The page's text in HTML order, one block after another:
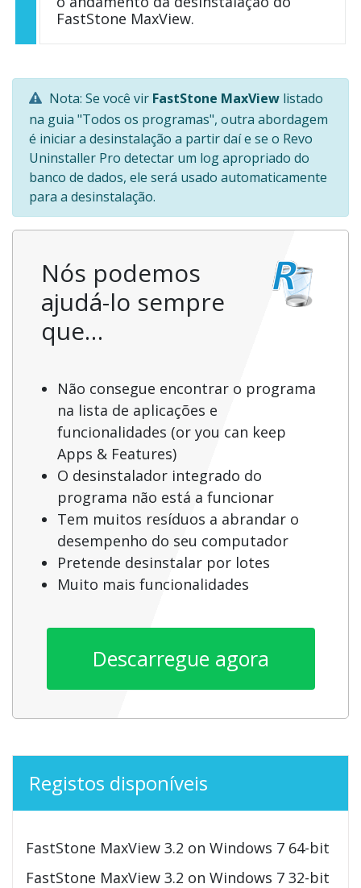
FastStone MaxView.
Nota: Se você vir FastStone MaxView listado
na guia "Todos os programas", outra abordagem
é iniciar a desinstalação a partir daí e se o Revo
Uninstaller Pro detectar um log apropriado do
banco de dados, ele será usado automaticamente
para a desinstalação.
Nós podemos
ajudá-lo sempre
que…
Não consegue encontrar o programa
na lista de aplicações e
funcionalidades (or you can keep
Apps & Features)
O desinstalador integrado do
programa não está a funcionar
Tem muitos resíduos a abrandar o
desempenho do seu computador
Pretende desinstalar por lotes
Muito mais funcionalidades
Descarregue agora
Registos disponíveis
FastStone MaxView 3.2 on Windows 7 64-bit
FastStone MaxView 3.2 on Windows 7 32-bit